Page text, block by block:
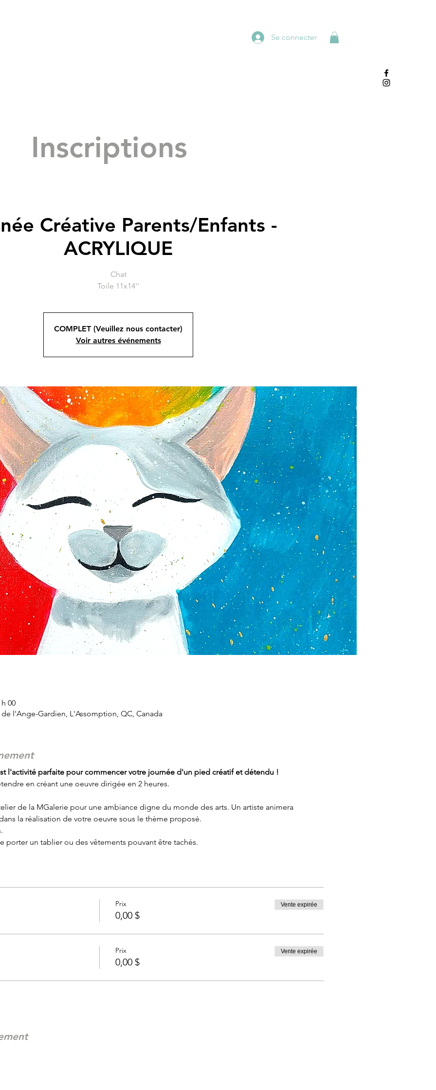
Se connecter
Inscriptions
Créative Parents/Enfants -
ACRYLIQUE
Chat
Toile 11x14''
COMPLET (Veuillez nous contacter)
Voir autres événements
00
l'Ange-Gardien, L'Assomption, QC, Canada
l'activité parfaite pour commencer votre journée d'un pied créatif et détendu !
en créant une oeuvre dirigée en 2 heures.
de la MGalerie pour une ambiance digne du monde des arts. Un artiste animera
la réalisation de votre oeuvre sous le thème proposé.
porter un tablier ou des vêtements pouvant être tachés.
Prix
0,00 $
Vente expirée
Prix
0,00 $
Vente expirée